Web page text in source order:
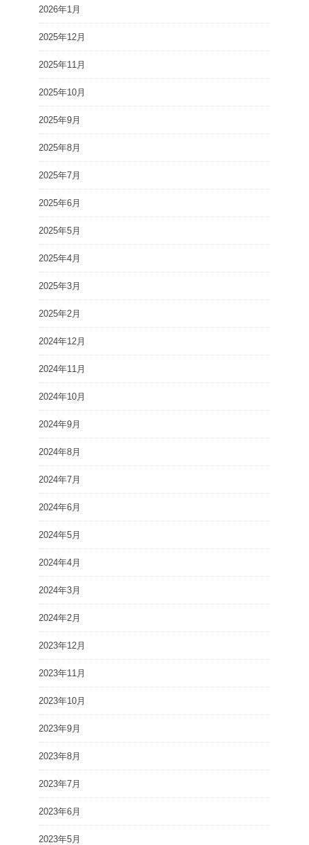
2026年1月
2025年12月
2025年11月
2025年10月
2025年9月
2025年8月
2025年7月
2025年6月
2025年5月
2025年4月
2025年3月
2025年2月
2024年12月
2024年11月
2024年10月
2024年9月
2024年8月
2024年7月
2024年6月
2024年5月
2024年4月
2024年3月
2024年2月
2023年12月
2023年11月
2023年10月
2023年9月
2023年8月
2023年7月
2023年6月
2023年5月